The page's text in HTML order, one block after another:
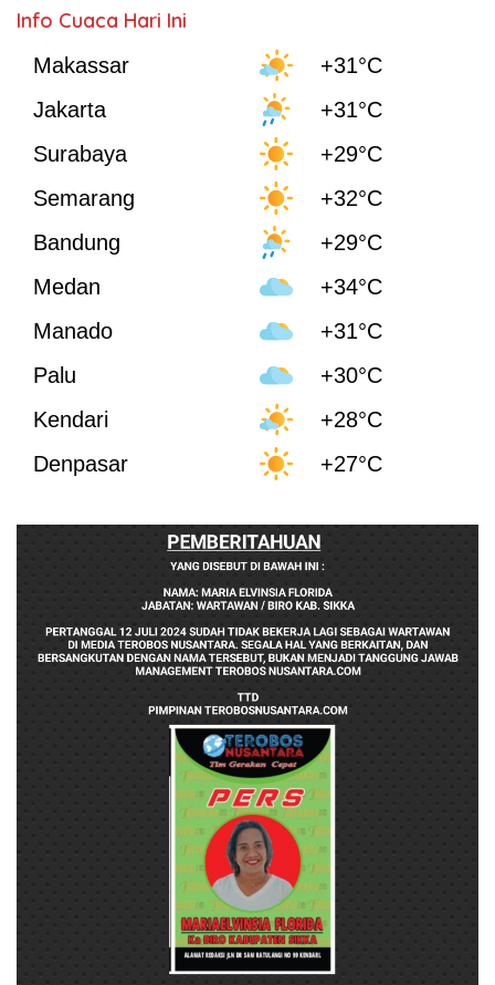
Info Cuaca Hari Ini
Makassar
+31°C
Jakarta
+31°C
Surabaya
+29°C
Semarang
+32°C
Bandung
+29°C
Medan
+34°C
Manado
+31°C
Palu
+30°C
Kendari
+28°C
Denpasar
+27°C